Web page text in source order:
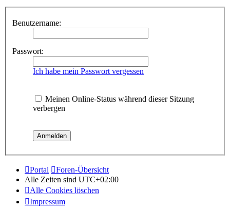
Benutzername:
Passwort:
Ich habe mein Passwort vergessen
Meinen Online-Status während dieser Sitzung
verbergen
Portal
Foren-Übersicht
Alle Zeiten sind UTC+02:00
Alle Cookies löschen
Impressum